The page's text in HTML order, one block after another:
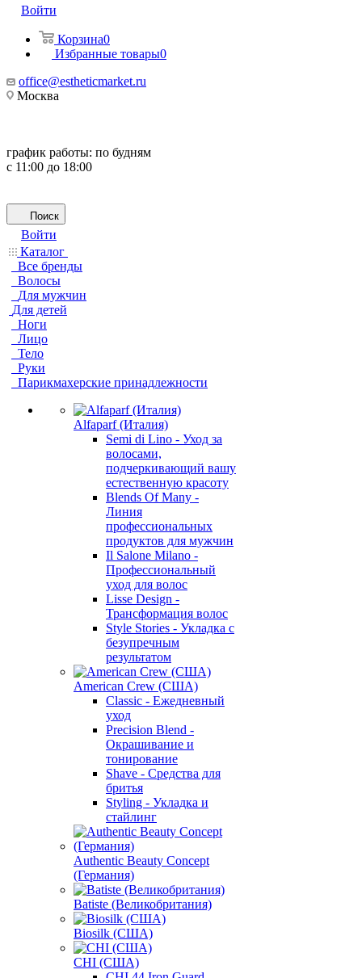
Войти
Корзина0
Избранные товары0
office@estheticmarket.ru
Москва
график работы: по будням
с 11:00 до 18:00
Поиск
Войти
Каталог
Все бренды
Волосы
Для мужчин
Для детей
Ноги
Лицо
Тело
Руки
Парикмахерские принадлежности
Alfaparf (Италия)
Semi di Lino - Уход за
волосами,
подчеркивающий вашу
естественную красоту
Blends Of Many -
Линия
профессиональных
продуктов для мужчин
Il Salone Milano -
Профессиональный
уход для волос
Lisse Design -
Трансформация волос
Style Stories - Укладка с
безупречным
результатом
American Crew (США)
Classic - Ежедневный
уход
Precision Blend -
Окрашивание и
тонирование
Shave - Средства для
бритья
Styling - Укладка и
стайлинг
Authentic Beauty Concept
(Германия)
Batiste (Великобритания)
Biosilk (США)
CHI (США)